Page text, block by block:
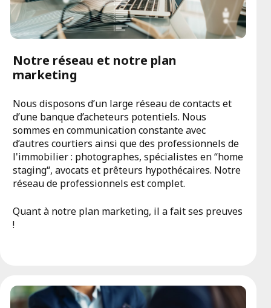
Notre réseau et notre plan
marketing
Nous disposons d’un large réseau de contacts et
d’une banque d’acheteurs potentiels. Nous
sommes en communication constante avec
d’autres courtiers ainsi que des professionnels de
l'immobilier : photographes, spécialistes en “home
staging“, avocats et prêteurs hypothécaires. Notre
réseau de professionnels est complet.
Quant à notre plan marketing, il a fait ses preuves
!